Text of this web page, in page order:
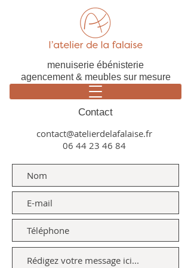
menuiserie ébénisterie
agencement & meubles sur mesure
Contact
contact@atelierdelafalaise.fr
06 44 23 46 84